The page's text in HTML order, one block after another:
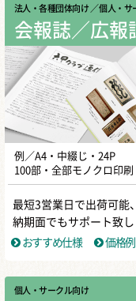
法人・各種団体向け ／ 個人・サ
会報誌／広報
例／A4・中綴じ・24P
100部・全部モノクロ印刷
最短3営業日で出荷可能
納期面でもサポート致し
おすすめ仕様
価格例
個人・サークル向け